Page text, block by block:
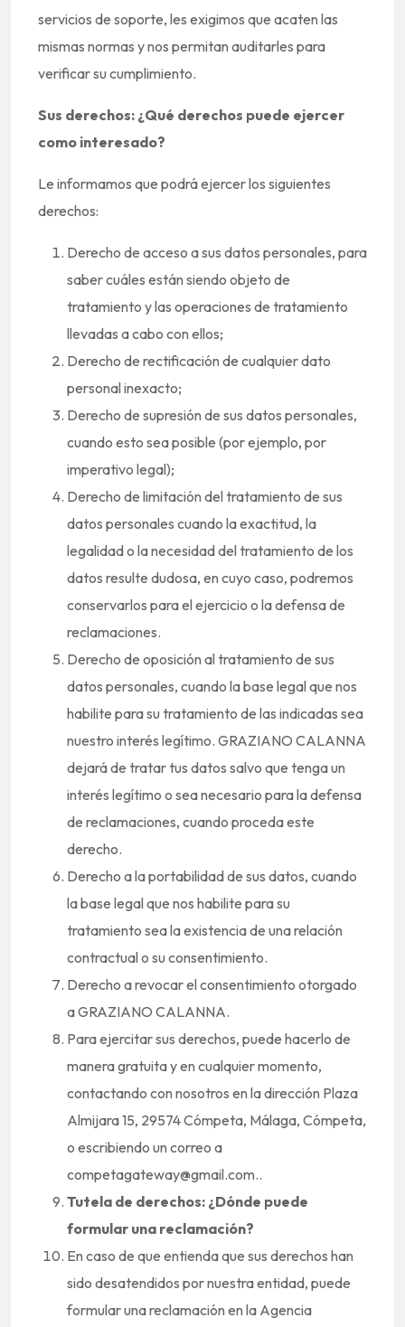
servicios de soporte, les exigimos que acaten las
mismas normas y nos permitan auditarles para
verificar su cumplimiento.
Sus derechos: ¿Qué derechos puede ejercer
como interesado?
Le informamos que podrá ejercer los siguientes
derechos:
Derecho de acceso a sus datos personales, para
saber cuáles están siendo objeto de
tratamiento y las operaciones de tratamiento
llevadas a cabo con ellos;
Derecho de rectificación de cualquier dato
personal inexacto;
Derecho de supresión de sus datos personales,
cuando esto sea posible (por ejemplo, por
imperativo legal);
Derecho de limitación del tratamiento de sus
datos personales cuando la exactitud, la
legalidad o la necesidad del tratamiento de los
datos resulte dudosa, en cuyo caso, podremos
conservarlos para el ejercicio o la defensa de
reclamaciones.
Derecho de oposición al tratamiento de sus
datos personales, cuando la base legal que nos
habilite para su tratamiento de las indicadas sea
nuestro interés legítimo. GRAZIANO CALANNA
dejará de tratar tus datos salvo que tenga un
interés legítimo o sea necesario para la defensa
de reclamaciones, cuando proceda este
derecho.
Derecho a la portabilidad de sus datos, cuando
la base legal que nos habilite para su
tratamiento sea la existencia de una relación
contractual o su consentimiento.
Derecho a revocar el consentimiento otorgado
a GRAZIANO CALANNA.
Para ejercitar sus derechos, puede hacerlo de
manera gratuita y en cualquier momento,
contactando con nosotros en la dirección Plaza
Almijara 15, 29574 Cómpeta, Málaga, Cómpeta,
o escribiendo un correo a
competagateway@gmail.com..
Tutela de derechos: ¿Dónde puede
formular una reclamación?
En caso de que entienda que sus derechos han
sido desatendidos por nuestra entidad, puede
formular una reclamación en la Agencia